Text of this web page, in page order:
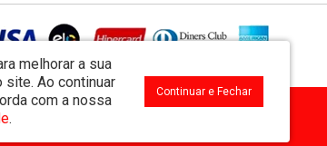
melhorar a sua
site. Ao continuar
com a nossa
.
Continuar e Fechar
de Livros Ltda - CNPJ: 11.162.894/0001-32